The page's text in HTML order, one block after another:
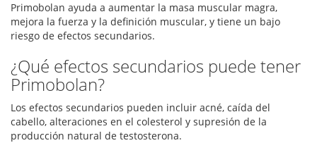
Primobolan ayuda a aumentar la masa muscular magra,
mejora la fuerza y la definición muscular, y tiene un bajo
riesgo de efectos secundarios.
¿Qué efectos secundarios puede tener
Primobolan?
Los efectos secundarios pueden incluir acné, caída del
cabello, alteraciones en el colesterol y supresión de la
producción natural de testosterona.